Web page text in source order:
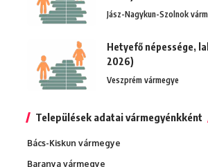
Jász-Nagykun-Szolnok
Hetyefő népessége,
2026)
Veszprém vármegye
Települések adatai vármegyénkként
Bács-Kiskun vármegye
Baranya vármegye